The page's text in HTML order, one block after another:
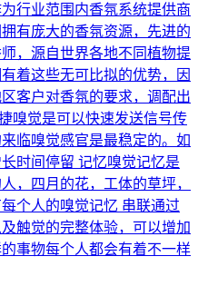
行业范围内香氛系统提供商
有庞大的香氛资源，先进的
，源自世界各地不同植物提
着这些无可比拟的优势，因
客户对香氛的要求，调配出
嗅觉是可以快速发送信号传
临嗅觉感官是最稳定的。如
时间停留 记忆嗅觉记忆是
，四月的花，工体的草坪，
个人的嗅觉记忆 串联通过
触觉的完整体验，可以增加
事物每个人都会有着不一样